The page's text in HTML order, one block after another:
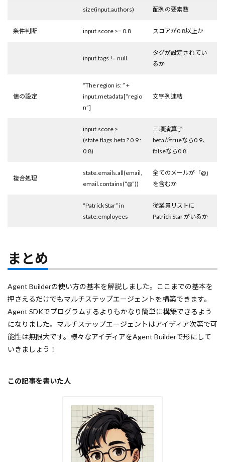
size(input.authors) 配列の要素数
条件判断 input.score >= 0.8 スコアが0.8以上か
input.tags != null
タグが設定されてい
るか
値の設定
“The region is: ” +
input.metadata[“regio
n”]
文字列連結
input.score >
(state.flags.beta ? 0.9 :
0.8)
三項演算子
betaがtrueなら0.9、
falseなら0.8
複合処理
state.emails.all(email,
email.contains(“@”))
全てのメールが「@」
を含むか
“Patrick Star” in
state.employees
従業員リストに
Patrick Star がいるか
まとめ
Agent Builderの使い方の基本を解説しました。ここまでの基本を
押さえるだけでもマルチステップエージェントを構築できます。
Agent SDKでプログラムするよりもかなり簡単に構築できるよう
になりました。マルチステップエージェントはアイディア次第で可
能性は無限大です。様々なアイディアをAgent Builderで形にして
いきましょう！
この記事を書いた人